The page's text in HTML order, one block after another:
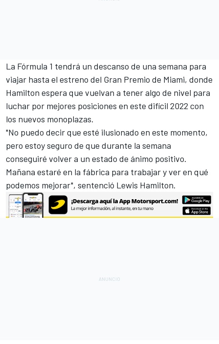
La Fórmula 1 tendrá un descanso de una semana para
viajar hasta el estreno del Gran Premio de Miami, donde
Hamilton espera que vuelvan a tener algo de nivel para
luchar por mejores posiciones en este difícil 2022 con
los nuevos monoplazas.
"No puedo decir que esté ilusionado en este momento,
pero estoy seguro de que durante la semana
conseguiré volver a un estado de ánimo positivo.
Mañana estaré en la fábrica para trabajar y ver en qué
podemos mejorar", sentenció Lewis Hamilton.